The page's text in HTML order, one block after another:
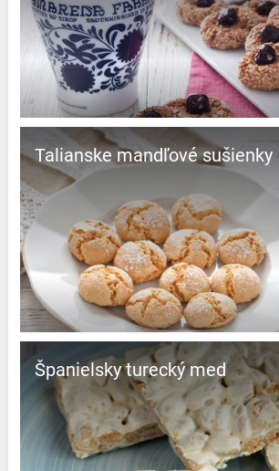
Talianske mandľové sušienky
španielsky turecký med